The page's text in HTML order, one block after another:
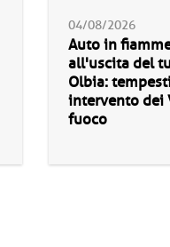
04/08/2026
Auto in
all'uscita del
Olbia:
intervento dei
fuoco